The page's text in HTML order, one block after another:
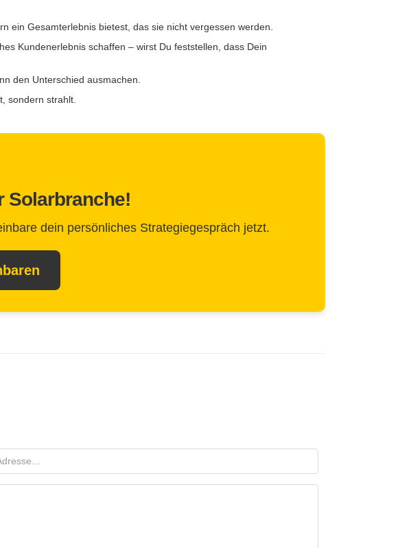
ein Gesamterlebnis bietest, das sie nicht vergessen werden.
Kundenerlebnis schaffen – wirst Du feststellen, dass Dein
den Unterschied ausmachen.
sondern strahlt.
Solarbranche!
dein persönliches Strategiegespräch jetzt.